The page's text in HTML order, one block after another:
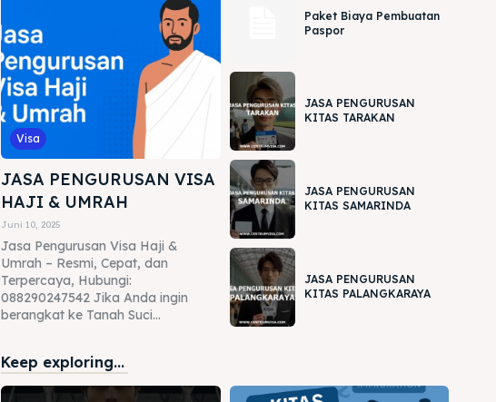
Visa
JASA PENGURUSAN VISA
HAJI & UMRAH
Juni 10, 2025
Jasa Pengurusan Visa Haji &
Umrah – Resmi, Cepat, dan
Terpercaya, Hubungi:
088290247542 Jika Anda ingin
berangkat ke Tanah Suci...
Paket Biaya Pembuatan
Paspor
JASA PENGURUSAN
KITAS TARAKAN
JASA PENGURUSAN
KITAS SAMARINDA
JASA PENGURUSAN
KITAS PALANGKARAYA
Keep exploring...